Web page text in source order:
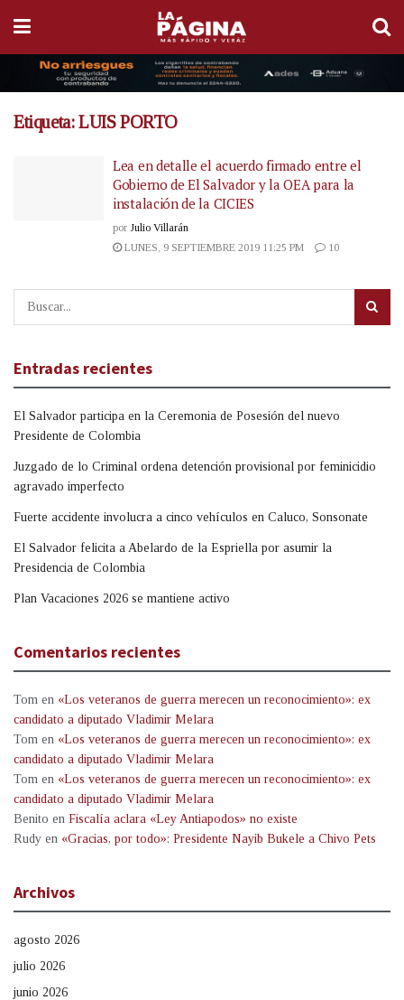
Etiqueta:LUIS PORTO
Lea en detalle el acuerdo firmado entre el
Gobierno de El Salvador y la OEA para la
instalación de la CICIES
por Julio Villarán
LUNES, 9 SEPTIEMBRE 2019 11:25 PM
10
Entradas recientes
El Salvador participa en la Ceremonia de Posesión del nuevo
Presidente de Colombia
Juzgado de lo Criminal ordena detención provisional por feminicidio
agravado imperfecto
Fuerte accidente involucra a cinco vehículos en Caluco, Sonsonate
El Salvador felicita a Abelardo de la Espriella por asumir la
Presidencia de Colombia
Plan Vacaciones 2026 se mantiene activo
Comentarios recientes
Tom en «Los veteranos de guerra merecen un reconocimiento»: ex
candidato a diputado Vladimir Melara
Tom en «Los veteranos de guerra merecen un reconocimiento»: ex
candidato a diputado Vladimir Melara
Tom en «Los veteranos de guerra merecen un reconocimiento»: ex
candidato a diputado Vladimir Melara
Benito en Fiscalía aclara «Ley Antiapodos» no existe
Rudy en «Gracias, por todo»: Presidente Nayib Bukele a Chivo Pets
Archivos
agosto 2026
julio 2026
junio 2026